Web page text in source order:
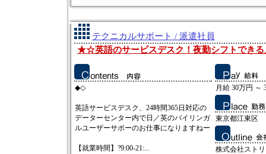
テクニカルサポート / 派遣社員
★☆英語のサービスデスク！夜勤シフトでき
◆◇
英語サービスデスク、24時間365日対応の
データーセンター内で日／英のバイリンガ
ルユーザーサポーのお仕事になりますねー
【就業時間】?9:00-21:...
月給 30万円 ～
東京都江東区
株式会社スト